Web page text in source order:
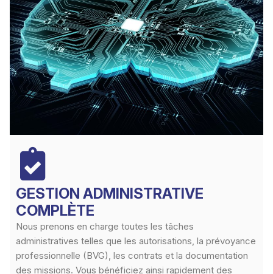
GESTION ADMINISTRATIVE
COMPLÈTE
Nous prenons en charge toutes les tâches
administratives telles que les autorisations, la prévoyance
professionnelle (BVG), les contrats et la documentation
des missions. Vous bénéficiez ainsi rapidement des